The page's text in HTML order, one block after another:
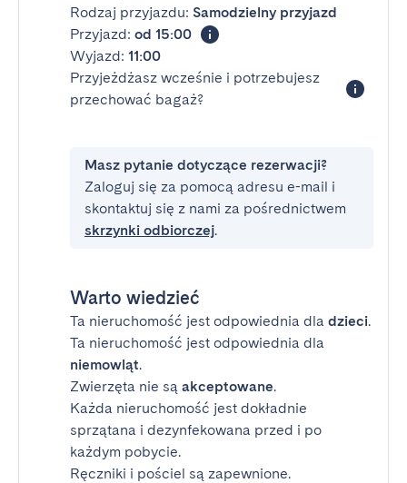
Rodzaj przyjazdu: Samodzielny przyjazd
Przyjazd: od 15:00
Wyjazd: 11:00
Przyjeżdżasz wcześnie i potrzebujesz
przechować bagaż?
Masz pytanie dotyczące rezerwacji?
Zaloguj się za pomocą adresu e-mail i
skontaktuj się z nami za pośrednictwem
skrzynki odbiorczej.
Warto wiedzieć
Ta nieruchomość jest odpowiednia dla dzieci.
Ta nieruchomość jest odpowiednia dla
niemowląt.
Zwierzęta nie są akceptowane.
Każda nieruchomość jest dokładnie
sprzątana i dezynfekowana przed i po
każdym pobycie.
Ręczniki i pościel są zapewnione.